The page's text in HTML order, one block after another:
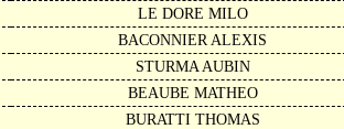
LE DORE MILO
BACONNIER ALEXIS
STURMA AUBIN
BEAUBE MATHEO
BURATTI THOMAS